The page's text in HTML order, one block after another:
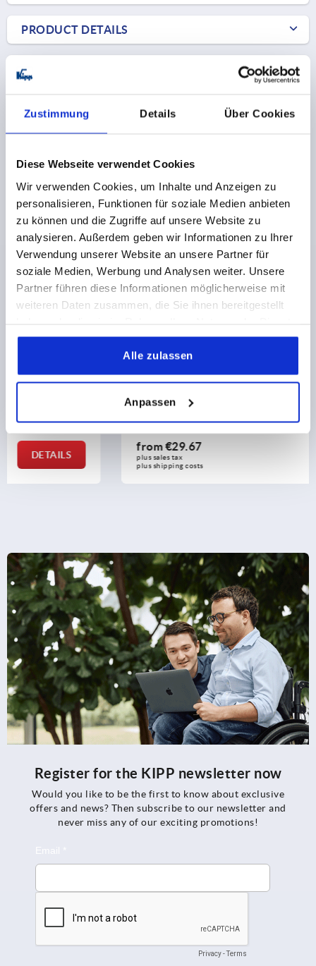
Zustimmung Details Über Cookies
Diese Webseite verwendet Cookies
Wir verwenden Cookies, um Inhalte und Anzeigen zu
personalisieren, Funktionen für soziale Medien anbieten
zu können und die Zugriffe auf unsere Website zu
analysieren. Außerdem geben wir Informationen zu Ihrer
Verwendung unserer Website an unsere Partner für
soziale Medien, Werbung und Analysen weiter. Unsere
Partner führen diese Informationen möglicherweise mit
weiteren Daten zusammen, die Sie ihnen bereitgestellt
gesammelt haben.
Alle zulassen
Anpassen
PRODUCT DETAILS
DOWNLOADS
Discover our product range
NEW
K2531
directions
€29.67
plus sales tax
plus shipping costs
Register for the KIPP newsletter now
Would you like to be the first to know about exclusive
offers and news? Then subscribe to our newsletter and
never miss any of our exciting promotions!